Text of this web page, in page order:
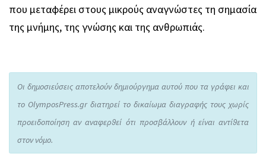
που μεταφέρει στους μικρούς αναγνώστες τη σημασία
της μνήμης, της γνώσης και της ανθρωπιάς.
Οι δημοσιεύσεις αποτελούν δημιούργημα αυτού που τα γράφει και
το OlymposPress.gr διατηρεί το δικαίωμα διαγραφής τους χωρίς
προειδοποίηση αν αναφερθεί ότι προσβάλλουν ή είναι αντίθετα
στον νόμο.